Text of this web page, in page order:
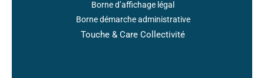
Borne d’affichage légal
Borne démarche administrative
Touche & Care Collectivité